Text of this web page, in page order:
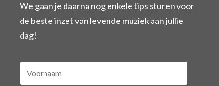
We gaan je daarna nog enkele tips sturen voor
de beste inzet van levende muziek aan jullie
dag!